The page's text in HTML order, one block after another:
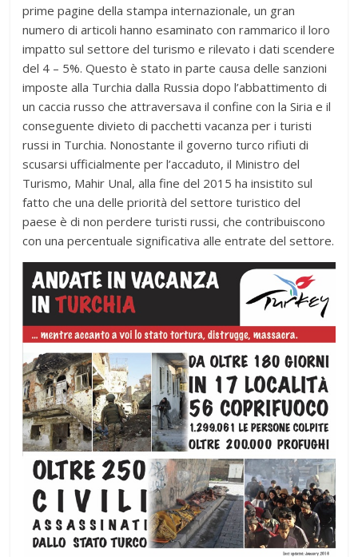
prime pagine della stampa internazionale, un gran
numero di articoli hanno esaminato con rammarico il loro
impatto sul settore del turismo e rilevato i dati scendere
del 4 – 5%. Questo è stato in parte causa delle sanzioni
imposte alla Turchia dalla Russia dopo l’abbattimento di
un caccia russo che attraversava il confine con la Siria e il
conseguente divieto di pacchetti vacanza per i turisti
russi in Turchia. Nonostante il governo turco rifiuti di
scusarsi ufficialmente per l’accaduto, il Ministro del
Turismo, Mahir Unal, alla fine del 2015 ha insistito sul
fatto che una delle priorità del settore turistico del
paese è di non perdere turisti russi, che contribuiscono
con una percentuale significativa alle entrate del settore.